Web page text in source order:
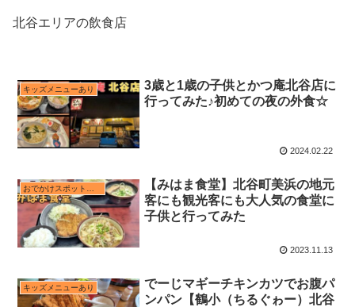
北谷エリアの飲食店
キッズメニューあり
3歳と1歳の子供とかつ庵北谷店に
行ってみた♪初めての夜の外食☆
2024.02.22
【みはま食堂】北谷町美浜の地元
客にも観光客にも大人気の食堂に
子供と行ってみた
2023.11.13
キッズメニューあり
でーじマギーチキンカツでお腹パ
ンパン【鶴小（ちるぐゎー）北谷